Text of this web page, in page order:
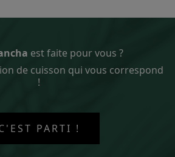
est faite pour vous ?
de cuisson qui vous correspond
!
PARTI !